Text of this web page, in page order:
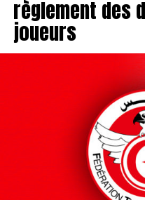
règlement des
joueurs